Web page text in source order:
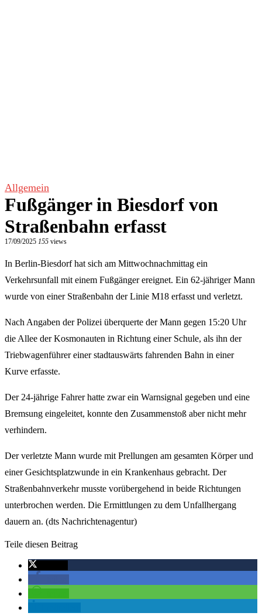
Allgemein
Fußgänger in Biesdorf von
Straßenbahn erfasst
17/09/2025 155 views
In Berlin-Biesdorf hat sich am Mittwochnachmittag ein
Verkehrsunfall mit einem Fußgänger ereignet. Ein 62-jähriger Mann
wurde von einer Straßenbahn der Linie M18 erfasst und verletzt.
Nach Angaben der Polizei überquerte der Mann gegen 15:20 Uhr
die Allee der Kosmonauten in Richtung einer Schule, als ihn der
Triebwagenführer einer stadtauswärts fahrenden Bahn in einer
Kurve erfasste.
Der 24-jährige Fahrer hatte zwar ein Warnsignal gegeben und eine
Bremsung eingeleitet, konnte den Zusammenstoß aber nicht mehr
verhindern.
Der verletzte Mann wurde mit Prellungen am gesamten Körper und
einer Gesichtsplatzwunde in ein Krankenhaus gebracht. Der
Straßenbahnverkehr musste vorübergehend in beide Richtungen
unterbrochen werden. Die Ermittlungen zu dem Unfallhergang
dauern an. (dts Nachrichtenagentur)
Teile diesen Beitrag